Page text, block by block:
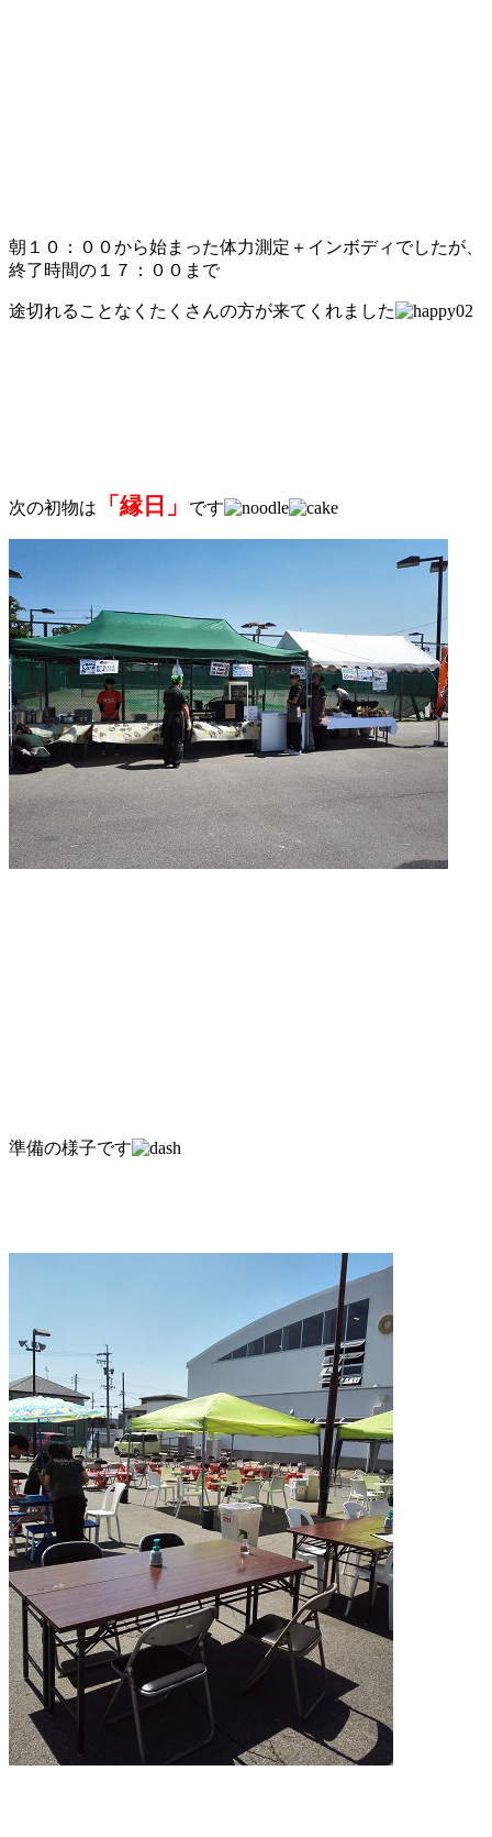
朝１０：００から始まった体力測定＋インボディでしたが、
終了時間の１７：００まで
途切れることなくたくさんの方が来てくれました
次の初物は 「縁日」 です
準備の様子です